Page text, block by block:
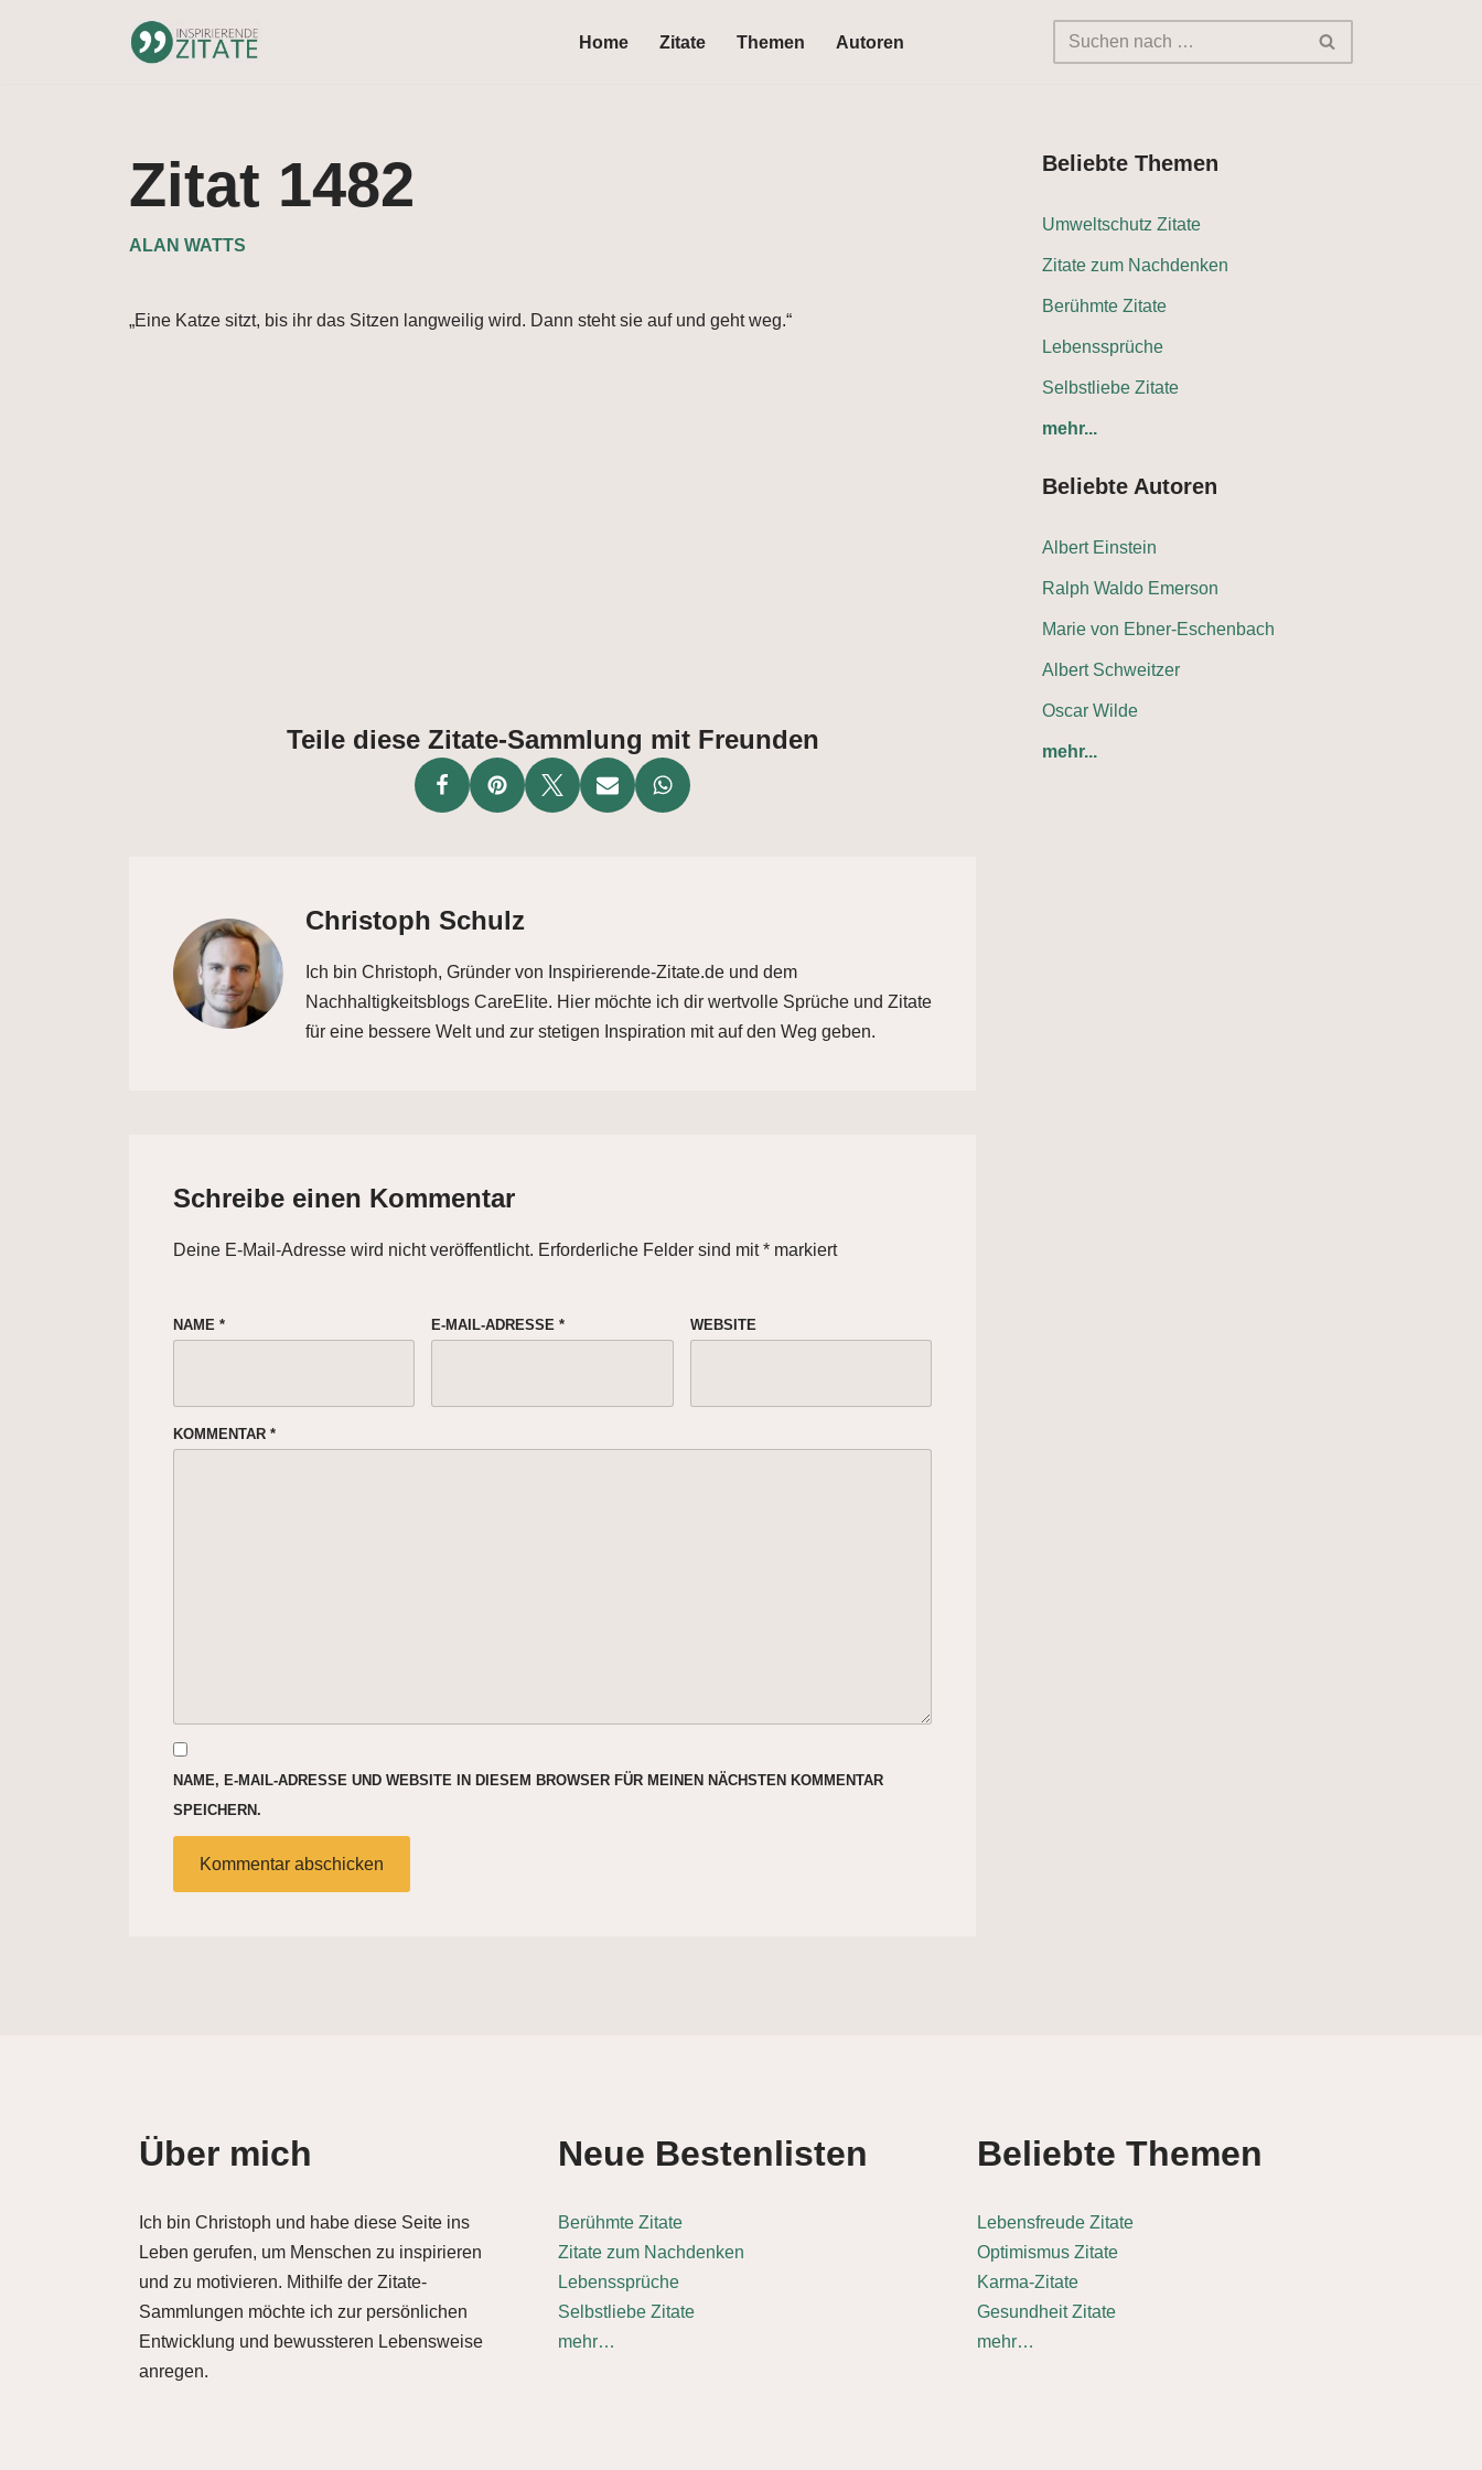
Home Zitate Themen Autoren
Zitat 1482
ALAN WATTS
„Eine Katze sitzt, bis ihr das Sitzen langweilig wird. Dann steht sie auf und geht weg.“
Teile diese Zitate-Sammlung mit Freunden
Christoph Schulz
Ich bin Christoph, Gründer von Inspirierende-Zitate.de und dem
Nachhaltigkeitsblogs CareElite. Hier möchte ich dir wertvolle Sprüche und Zitate
für eine bessere Welt und zur stetigen Inspiration mit auf den Weg geben.
Schreibe einen Kommentar
Deine E-Mail-Adresse wird nicht veröffentlicht. Erforderliche Felder sind mit* markiert
NAME * E-MAIL-ADRESSE* WEBSITE
KOMMENTAR *
NAME, E-MAIL-ADRESSE UND WEBSITE IN DIESEM BROWSER FÜR MEINEN NÄCHSTEN KOMMENTAR
SPEICHERN.
Beliebte Themen
Umweltschutz Zitate
Zitate zum Nachdenken
Berühmte Zitate
Lebenssprüche
Selbstliebe Zitate
mehr...
Beliebte Autoren
Albert Einstein
Ralph Waldo Emerson
Marie von Ebner-Eschenbach
Albert Schweitzer
Oscar Wilde
mehr...
Über mich
Ich bin Christoph und habe diese Seite ins
Leben gerufen, um Menschen zu inspirieren
und zu motivieren. Mithilfe der Zitate-
Sammlungen möchte ich zur persönlichen
Entwicklung und bewussteren Lebensweise
anregen.
Neue Bestenlisten
Berühmte Zitate
Zitate zum Nachdenken
Lebenssprüche
Selbstliebe Zitate
mehr…
Beliebte Themen
Lebensfreude Zitate
Optimismus Zitate
Karma-Zitate
Gesundheit Zitate
mehr…